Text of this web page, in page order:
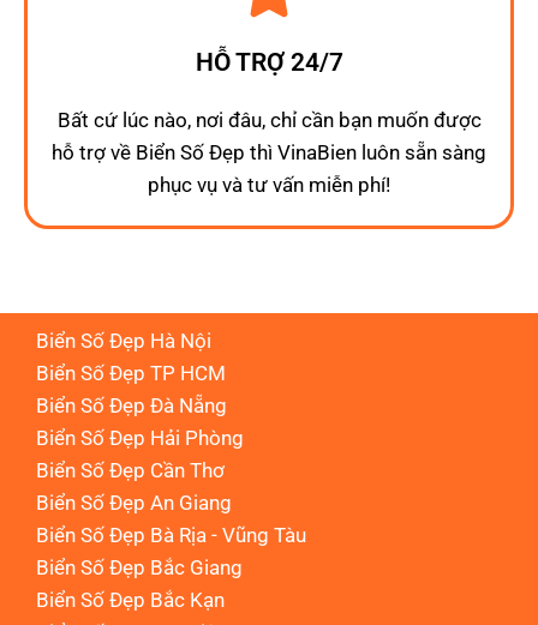
HỖ TRỢ 24/7
Bất cứ lúc nào, nơi đâu, chỉ cần bạn muốn được
hỗ trợ về Biển Số Đẹp thì VinaBien luôn sẵn sàng
phục vụ và tư vấn miễn phí!
Biển Số Đẹp Hà Nội
Biển Số Đẹp TP HCM
Biển Số Đẹp Đà Nẵng
Biển Số Đẹp Hải Phòng
Biển Số Đẹp Cần Thơ
Biển Số Đẹp An Giang
Biển Số Đẹp Bà Rịa - Vũng Tàu
Biển Số Đẹp Bắc Giang
Biển Số Đẹp Bắc Kạn